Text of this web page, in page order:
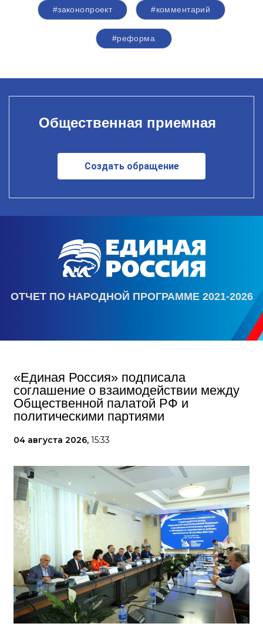
#законопроект #комментарий
#реформа
Общественная приемная
Создать обращение
ОТЧЕТ ПО НАРОДНОЙ ПРОГРАММЕ 2021-2026
«Единая Россия» подписала
соглашение о взаимодействии между
Общественной палатой РФ и
политическими партиями
04 августа 2026, 15:33